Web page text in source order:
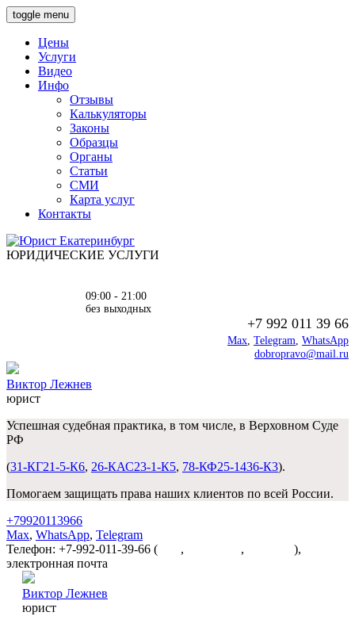
toggle menu
Цены
Услуги
Видео
Инфо
Отзывы
Калькуляторы
Законы
Образцы
Органы
Статьи
СМИ
Карта услуг
Контакты
ЮРИДИЧЕСКИЕ УСЛУГИ
09:00 - 21:00
без выходных
+7 992 011 39 66
Max, Telegram, WhatsApp
dobropravo@mail.ru
Виктор Лежнев
юрист
Успешная судебная практика, в том числе, в Верховном Суде
РФ
(31-КГ21-5-К6, 26-КАС23-1-К5, 78-КФ25-1436-К3).
Помогаем защищать права наших клиентов по всей России.
+79920113966
Max, WhatsApp, Telegram
Телефон: +7-992-011-39-66 (
, ,
),
электронная почта
Виктор Лежнев
юрист